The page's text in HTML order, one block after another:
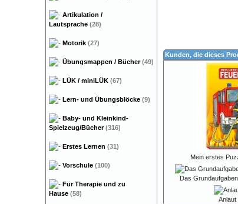
Kunden, die dieses
Mein erstes
Das
Anlaut
Artikulation /
Lautsprache (28)
Motorik (27)
Übungsmappen / Bücher(49)
LÜK / miniLÜK (67)
Lern- und Übungsblöcke (9)
Baby- und Kleinkind-
Spielzeug/Bücher(316)
Erstes Lernen (31)
Vorschule (100)
Für Therapie und zu
Hause (58)